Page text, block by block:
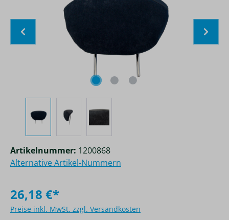
26,18 €*
Preise inkl. MwSt. zzgl. Versandkosten
Artikelnummer: 1200868
Alternative Artikel-Nummern